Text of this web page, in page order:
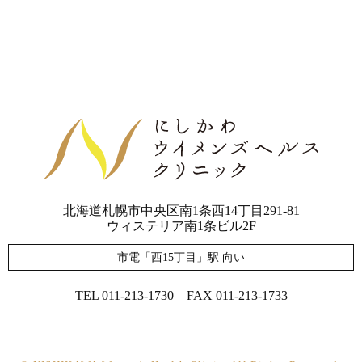
北海道札幌市中央区南1条西14丁目291-81
ウィステリア南1条ビル2F
市電「西15丁目」駅 向い
TEL 011-213-1730 FAX 011-213-1733